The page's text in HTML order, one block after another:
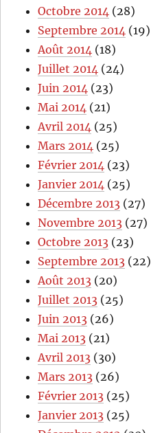
Octobre 2014 (28)
Septembre 2014 (19)
Août 2014 (18)
Juillet 2014 (24)
Juin 2014 (23)
Mai 2014 (21)
Avril 2014 (25)
Mars 2014 (25)
Février 2014 (23)
Janvier 2014 (25)
Décembre 2013 (27)
Novembre 2013 (27)
Octobre 2013 (23)
Septembre 2013 (22)
Août 2013 (20)
Juillet 2013 (25)
Juin 2013 (26)
Mai 2013 (21)
Avril 2013 (30)
Mars 2013 (26)
Février 2013 (25)
Janvier 2013 (25)